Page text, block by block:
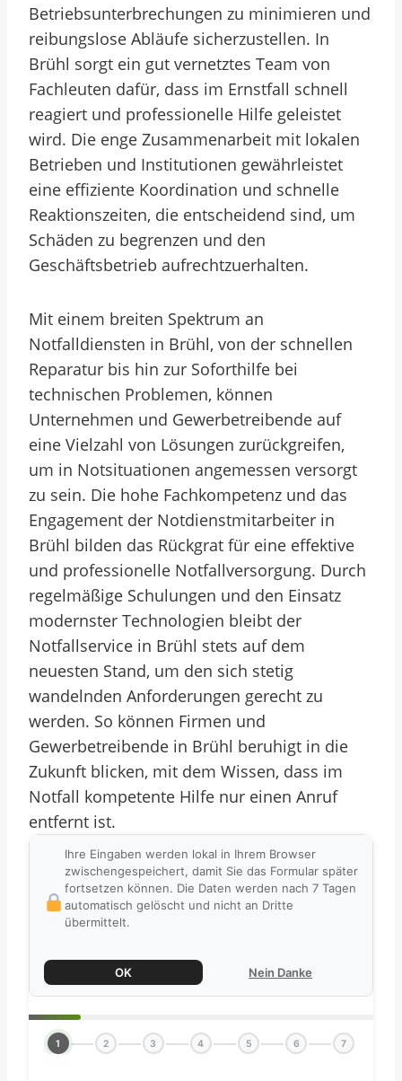
Betriebsunterbrechungen zu minimieren und
reibungslose Abläufe sicherzustellen. In
Brühl sorgt ein gut vernetztes Team von
Fachleuten dafür, dass im Ernstfall schnell
reagiert und professionelle Hilfe geleistet
wird. Die enge Zusammenarbeit mit lokalen
Betrieben und Institutionen gewährleistet
eine effiziente Koordination und schnelle
Reaktionszeiten, die entscheidend sind, um
Schäden zu begrenzen und den
Geschäftsbetrieb aufrechtzuerhalten.
Mit einem breiten Spektrum an
Notfalldiensten in Brühl, von der schnellen
Reparatur bis hin zur Soforthilfe bei
technischen Problemen, können
Unternehmen und Gewerbetreibende auf
eine Vielzahl von Lösungen zurückgreifen,
um in Notsituationen angemessen versorgt
zu sein. Die hohe Fachkompetenz und das
Engagement der Notdienstmitarbeiter in
Brühl bilden das Rückgrat für eine effektive
und professionelle Notfallversorgung. Durch
regelmäßige Schulungen und den Einsatz
modernster Technologien bleibt der
Notfallservice in Brühl stets auf dem
neuesten Stand, um den sich stetig
wandelnden Anforderungen gerecht zu
werden. So können Firmen und
Gewerbetreibende in Brühl beruhigt in die
Zukunft blicken, mit dem Wissen, dass im
Notfall kompetente Hilfe nur einen Anruf
entfernt ist.
Ihre Eingaben werden lokal in Ihrem Browser
zwischengespeichert, damit Sie das Formular später
fortsetzen können. Die Daten werden nach 7 Tagen
automatisch gelöscht und nicht an Dritte
übermittelt.
OK Nein Danke
1 2 3 4 5 6 7